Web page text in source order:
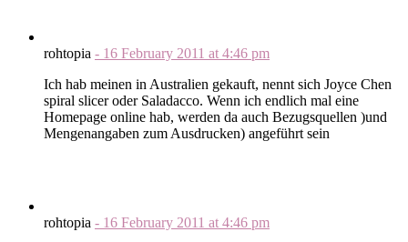
rohtopia - 16 February 2011 at 4:46 pm
Ich hab meinen in Australien gekauft, nennt sich Joyce Chen
spiral slicer oder Saladacco. Wenn ich endlich mal eine
Homepage online hab, werden da auch Bezugsquellen )und
Mengenangaben zum Ausdrucken) angeführt sein
rohtopia - 16 February 2011 at 4:46 pm